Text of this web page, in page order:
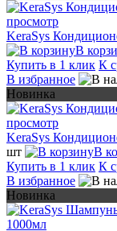
просмотр
KeraSys
В
Купить в 1 клик К
В избранное
Новинка
просмотр
KeraSys
шт
В
Купить в 1 клик К
В избранное
Новинка